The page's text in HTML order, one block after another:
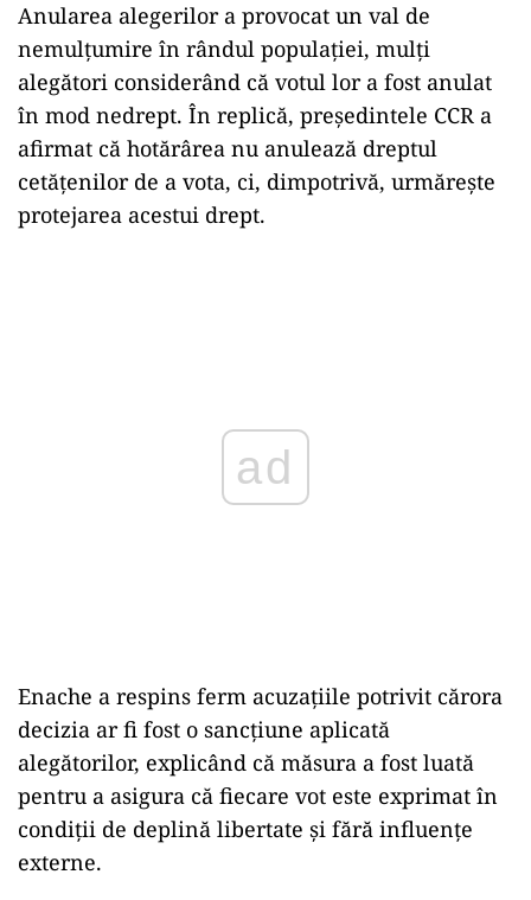
Anularea alegerilor a provocat un val de
nemulțumire în rândul populației, mulți
alegători considerând că votul lor a fost anulat
în mod nedrept. În replică, președintele CCR a
afirmat că hotărârea nu anulează dreptul
cetățenilor de a vota, ci, dimpotrivă, urmărește
protejarea acestui drept.
ad
Enache a respins ferm acuzațiile potrivit cărora
decizia ar fi fost o sancțiune aplicată
alegătorilor, explicând că măsura a fost luată
pentru a asigura că fiecare vot este exprimat în
condiții de deplină libertate și fără influențe
externe.